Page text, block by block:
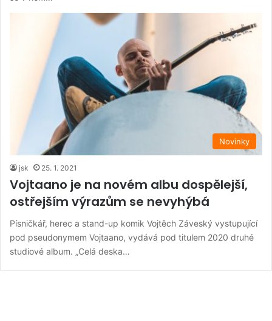
Novinky
jsk 25. 1. 2021
Vojtaano je na novém albu dospělejší,
ostřejším výrazům se nevyhýbá
Písničkář, herec a stand-up komik Vojtěch Záveský vystupující
pod pseudonymem Vojtaano, vydává pod titulem 2020 druhé
studiové album. „Celá deska…